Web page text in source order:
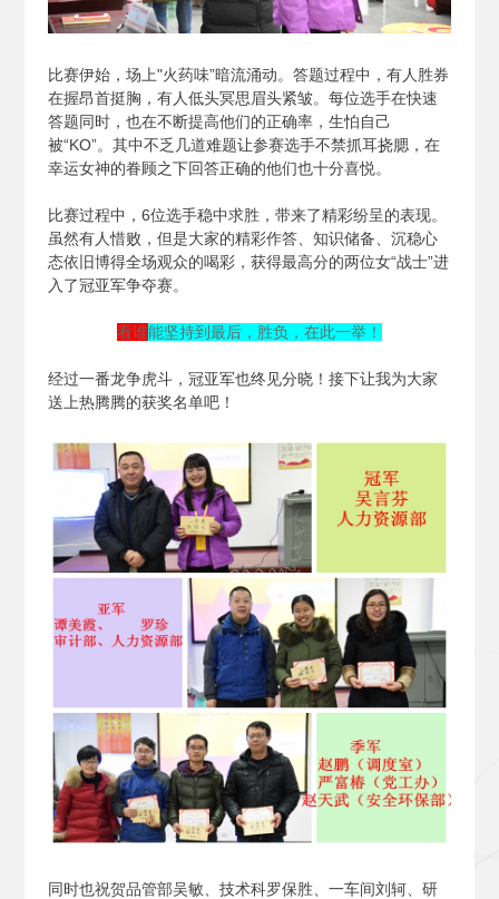
比赛伊始，场上"火药味”暗流涌动。答题过程中，有人胜券
在握昂首挺胸，有人低头冥思眉头紧皱。每位选手在快速
答题同时，也在不断提高他们的正确率，生怕自己
被“KO”。其中不乏几道难题让参赛选手不禁抓耳挠腮，在
幸运女神的眷顾之下回答正确的他们也十分喜悦。
比赛过程中，6位选手稳中求胜，带来了精彩纷呈的表现。
虽然有人惜败，但是大家的精彩作答、知识储备、沉稳心
态依旧博得全场观众的喝彩，获得最高分的两位女“战士”进
入了冠亚军争夺赛。
看谁能坚持到最后，胜负，在此一举！
经过一番龙争虎斗，冠亚军也终见分晓！接下让我为大家
送上热腾腾的获奖名单吧！
同时也祝贺品管部吴敏、技术科罗保胜、一车间刘轲、研